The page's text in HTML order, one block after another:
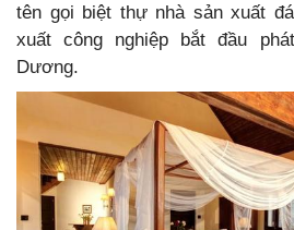
tên gọi biệt thự nhà sản xuất
xuất công nghiệp bắt đầu
Dương.